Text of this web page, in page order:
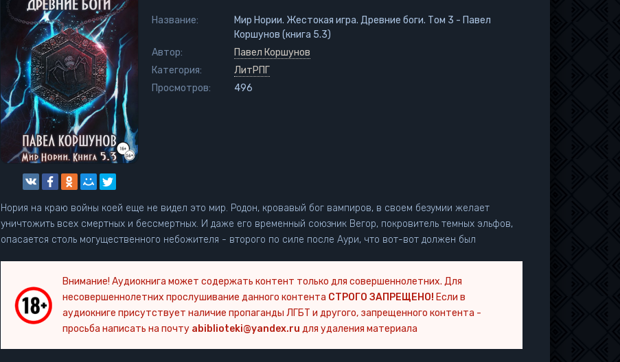
Название:
Мир Нории. Жестокая игра. Древние боги. Том 3 - Павел
Коршунов (книга 5.3)
Автор:
Павел Коршунов
Категория:
ЛитРПГ
Просмотров:
496
Нория на краю войны коей еще не видел это мир. Родон, кровавый бог вампиров, в своем безумии желает
уничтожить всех смертных и бессмертных. И даже его временный союзник Вегор, покровитель темных эльфов,
опасается столь могущественного небожителя - второго по силе после Аури, что вот-вот должен был
Внимание! Аудиокнига может содержать контент только для совершеннолетних. Для
несовершеннолетних прослушивание данного контента СТРОГО ЗАПРЕЩЕНО! Если в
аудиокниге присутствует наличие пропаганды ЛГБТ и другого, запрещенного контента -
просьба написать на почту abiblioteki@yandex.ru для удаления материала